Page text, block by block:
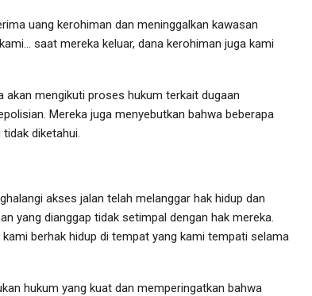
uang kerohiman dan meninggalkan kawasan
saat mereka keluar, dana kerohiman juga kami
akan mengikuti proses hukum terkait dugaan
Mereka juga menyebutkan bahwa beberapa
diketahui.
akses jalan telah melanggar hak hidup dan
yang dianggap tidak setimpal dengan hak mereka.
berhak hidup di tempat yang kami tempati selama
hukum yang kuat dan memperingatkan bahwa